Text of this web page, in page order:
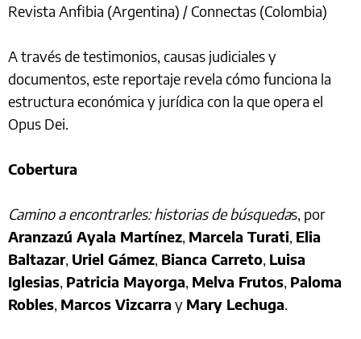
Revista Anfibia (Argentina) / Connectas (Colombia)
A través de testimonios, causas judiciales y
documentos, este reportaje revela cómo funciona la
estructura económica y jurídica con la que opera el
Opus Dei.
Cobertura
Camino a encontrarles: historias de búsquedas, por
Aranzazú Ayala Martínez, Marcela Turati, Elia
Baltazar, Uriel Gámez, Bianca Carreto, Luisa
Iglesias, Patricia Mayorga, Melva Frutos, Paloma
Robles, Marcos Vizcarra y Mary Lechuga.